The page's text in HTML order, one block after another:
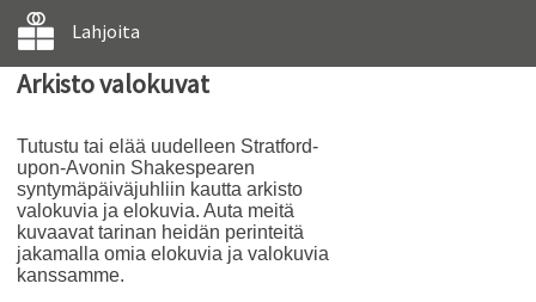
Lahjoita
Arkisto valokuvat
Tutustu tai elää uudelleen Stratford-
upon-Avonin Shakespearen
syntymäpäiväjuhliin kautta arkisto
valokuvia ja elokuvia. Auta meitä
kuvaavat tarinan heidän perinteitä
jakamalla omia elokuvia ja valokuvia
kanssamme.